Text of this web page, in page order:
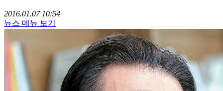
2016.01.07 10:54
뉴스 메뉴 보기